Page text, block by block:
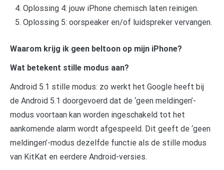
Oplossing 4: jouw iPhone chemisch laten reinigen.
Oplossing 5: oorspeaker en/of luidspreker vervangen.
Waarom krijg ik geen beltoon op mijn iPhone?
Wat betekent stille modus aan?
Android 5.1 stille modus: zo werkt het Google heeft bij
de Android 5.1 doorgevoerd dat de ‘geen meldingen’-
modus voortaan kan worden ingeschakeld tot het
aankomende alarm wordt afgespeeld. Dit geeft de ‘geen
meldingen’-modus dezelfde functie als de stille modus
van KitKat en eerdere Android-versies.